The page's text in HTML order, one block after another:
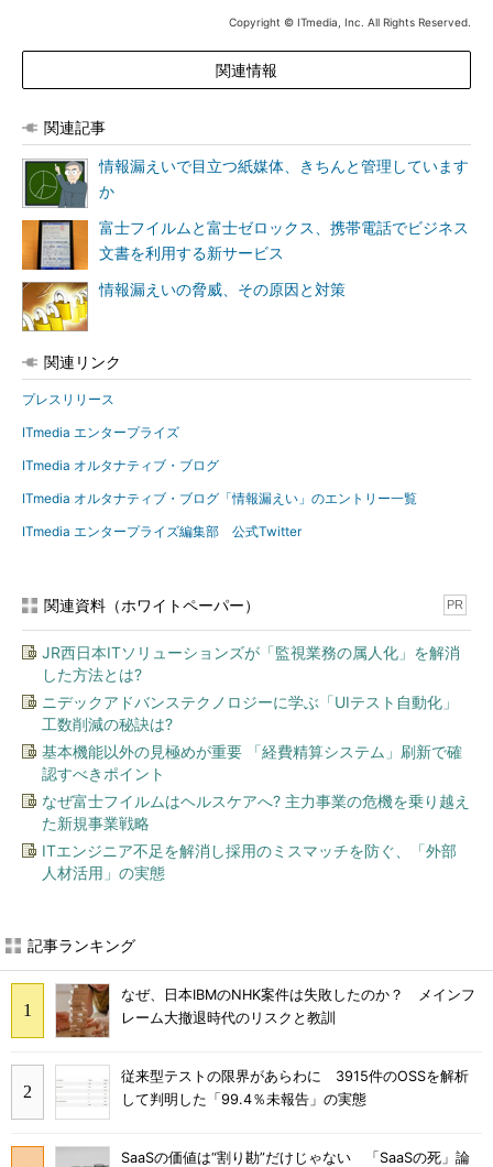
Copyright © ITmedia, Inc. All Rights Reserved.
関連情報
関連記事
情報漏えいで目立つ紙媒体、きちんと管理しています
か
富士フイルムと富士ゼロックス、携帯電話でビジネス
文書を利用する新サービス
情報漏えいの脅威、その原因と対策
関連リンク
プレスリリース
ITmedia エンタープライズ
ITmedia オルタナティブ・ブログ
ITmedia オルタナティブ・ブログ「情報漏えい」のエントリー一覧
ITmedia エンタープライズ編集部 公式Twitter
関連資料（ホワイトペーパー） PR
JR西日本ITソリューションズが「監視業務の属人化」を解消
した方法とは?
ニデックアドバンステクノロジーに学ぶ「UIテスト自動化」
工数削減の秘訣は?
基本機能以外の見極めが重要 「経費精算システム」刷新で確
認すべきポイント
なぜ富士フイルムはヘルスケアへ? 主力事業の危機を乗り越え
た新規事業戦略
ITエンジニア不足を解消し採用のミスマッチを防ぐ、「外部
人材活用」の実態
記事ランキング
なぜ、日本IBMのNHK案件は失敗したのか？ メインフ
レーム大撤退時代のリスクと教訓
従来型テストの限界があらわに 3915件のOSSを解析
して判明した「99.4％未報告」の実態
SaaSの価値は“割り勘”だけじゃない 「SaaSの死」論